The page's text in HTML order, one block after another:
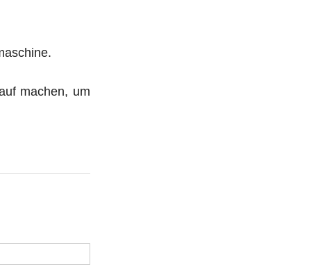
machen, um